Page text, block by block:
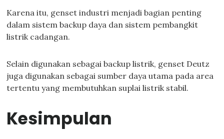
Karena itu, genset industri menjadi bagian penting
dalam sistem backup daya dan sistem pembangkit
listrik cadangan.
Selain digunakan sebagai backup listrik, genset Deutz
juga digunakan sebagai sumber daya utama pada area
tertentu yang membutuhkan suplai listrik stabil.
Kesimpulan